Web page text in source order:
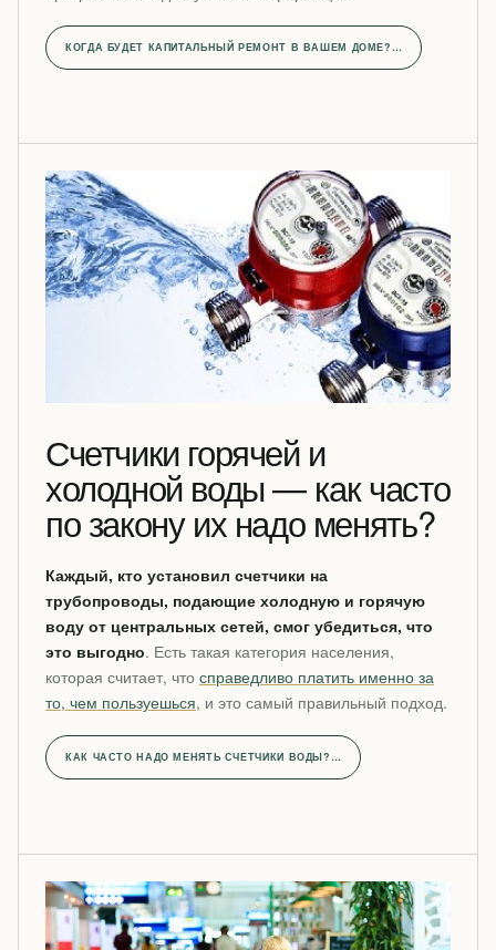
КОГДА БУДЕТ КАПИТАЛЬНЫЙ РЕМОНТ В ВАШЕМ ДОМЕ?…
Счетчики горячей и
холодной воды — как часто
по закону их надо менять?
Каждый, кто установил счетчики на
трубопроводы, подающие холодную и горячую
воду от центральных сетей, смог убедиться, что
это выгодно. Есть такая категория населения,
которая считает, что справедливо платить именно за
то, чем пользуешься, и это самый правильный подход.
КАК ЧАСТО НАДО МЕНЯТЬ СЧЕТЧИКИ ВОДЫ?…